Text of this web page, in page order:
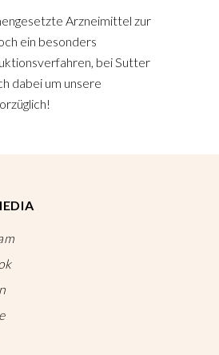
Arzneimittel zur
ein besonders
bei Sutter
dabei um unsere